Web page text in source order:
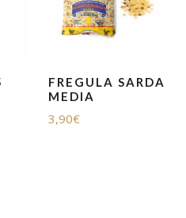
FREGULA SARDA
MEDIA
3,90€